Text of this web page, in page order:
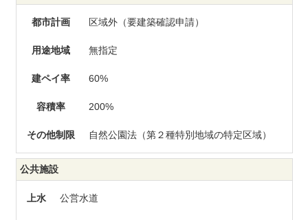
都市計画 区域外（要建築確認申請）
用途地域 無指定
建ペイ率 60%
容積率 200%
その他制限 自然公園法（第２種特別地域の特定区域）
公共施設
上水 公営水道